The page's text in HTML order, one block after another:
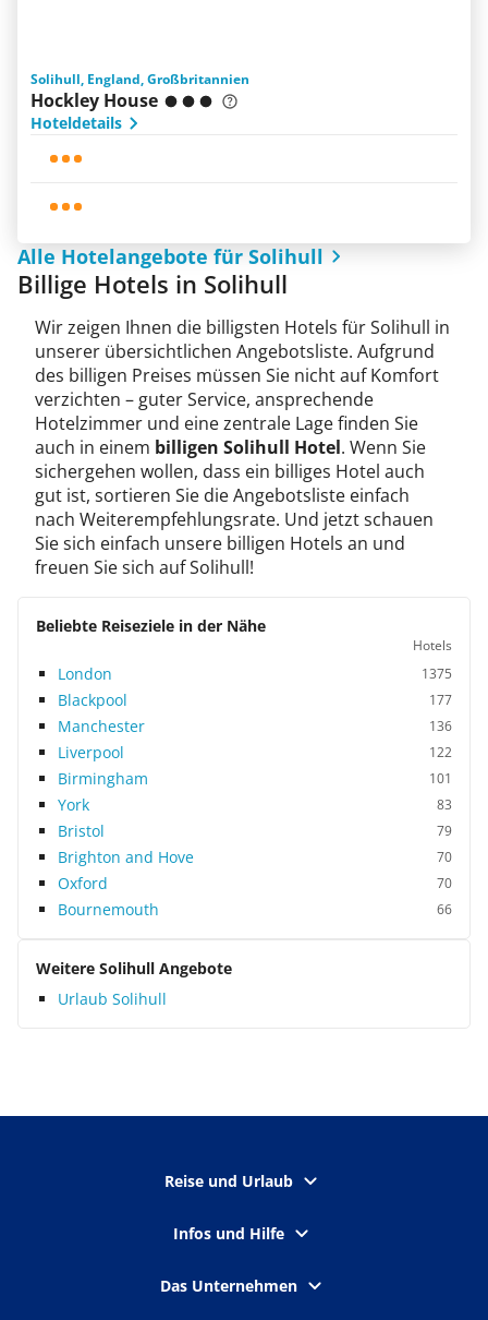
Solihull, England, Großbritannien
Hockley House
Hoteldetails
Alle Hotelangebote für Solihull
Billige Hotels in Solihull
Wir zeigen Ihnen die billigsten Hotels für Solihull in
unserer übersichtlichen Angebotsliste. Aufgrund
des billigen Preises müssen Sie nicht auf Komfort
verzichten – guter Service, ansprechende
Hotelzimmer und eine zentrale Lage finden Sie
auch in einem billigen Solihull Hotel. Wenn Sie
sichergehen wollen, dass ein billiges Hotel auch
gut ist, sortieren Sie die Angebotsliste einfach
nach Weiterempfehlungsrate. Und jetzt schauen
Sie sich einfach unsere billigen Hotels an und
freuen Sie sich auf Solihull!
Beliebte Reiseziele in der Nähe
Hotels
London 1375
Blackpool 177
Manchester 136
Liverpool 122
Birmingham 101
York 83
Bristol 79
Brighton and Hove 70
Oxford 70
Bournemouth 66
Weitere Solihull Angebote
Urlaub Solihull
Reise und Urlaub
Infos und Hilfe
Das Unternehmen